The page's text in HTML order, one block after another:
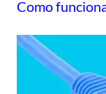
Como